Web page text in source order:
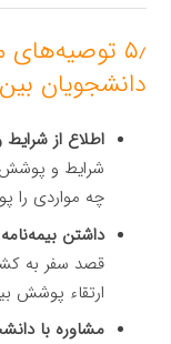
۵٫
دانشجویان
اطلاع از
شرایط و
چه مواردی را
داشتن
قصد سفر به
ارتقاء پوشش
مشاوره با